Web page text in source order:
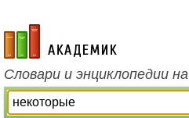
academic.ru
Словари и энциклопедии